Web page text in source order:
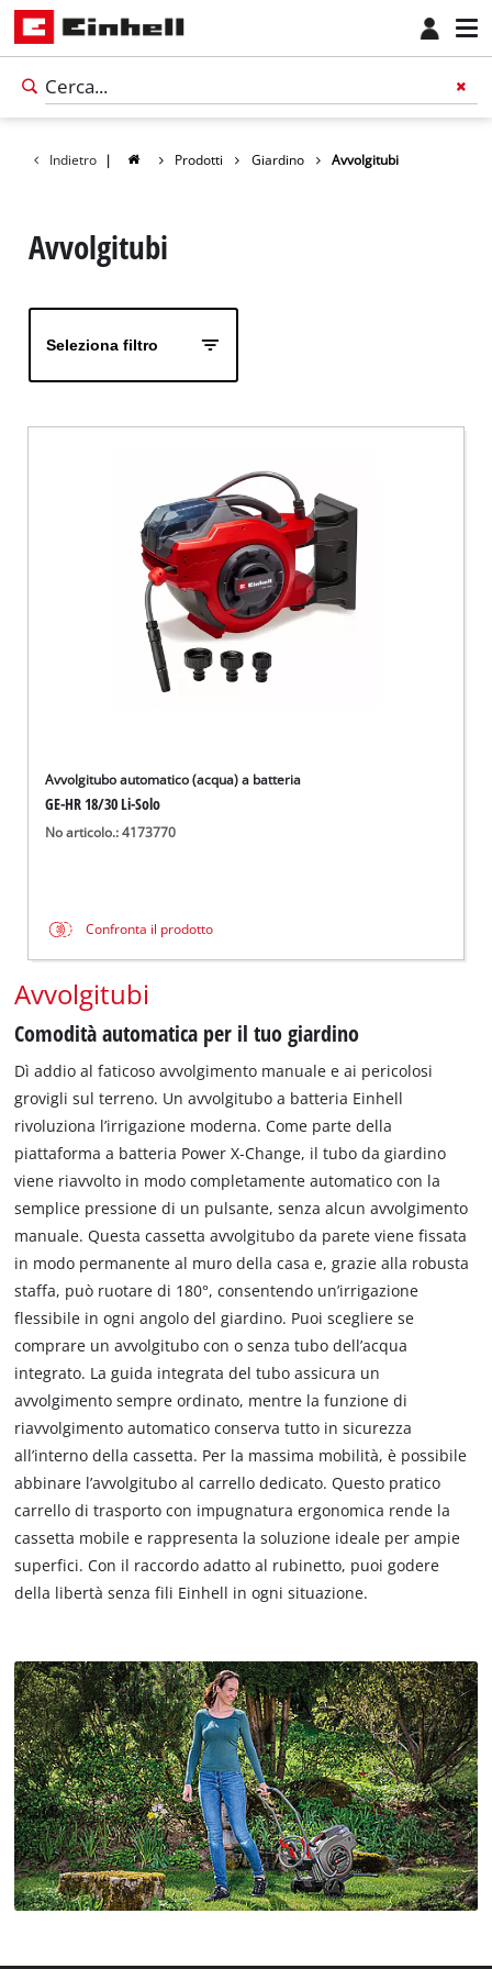
Indietro | Prodotti Giardino Avvolgitubi
Avvolgitubi
Seleziona filtro
Avvolgitubo automatico (acqua) a batteria
GE-HR 18/30 Li-Solo
No articolo.: 4173770
Confronta il prodotto
Avvolgitubi
Comodità automatica per il tuo giardino
Dì addio al faticoso avvolgimento manuale e ai pericolosi
grovigli sul terreno. Un avvolgitubo a batteria Einhell
rivoluziona l’irrigazione moderna. Come parte della
piattaforma a batteria Power X‑Change, il tubo da giardino
viene riavvolto in modo completamente automatico con la
semplice pressione di un pulsante, senza alcun avvolgimento
manuale. Questa cassetta avvolgitubo da parete viene fissata
in modo permanente al muro della casa e, grazie alla robusta
staffa, può ruotare di 180°, consentendo un’irrigazione
flessibile in ogni angolo del giardino. Puoi scegliere se
comprare un avvolgitubo con o senza tubo dell’acqua
integrato. La guida integrata del tubo assicura un
avvolgimento sempre ordinato, mentre la funzione di
riavvolgimento automatico conserva tutto in sicurezza
all’interno della cassetta. Per la massima mobilità, è possibile
abbinare l’avvolgitubo al carrello dedicato. Questo pratico
carrello di trasporto con impugnatura ergonomica rende la
cassetta mobile e rappresenta la soluzione ideale per ampie
superfici. Con il raccordo adatto al rubinetto, puoi godere
della libertà senza fili Einhell in ogni situazione.